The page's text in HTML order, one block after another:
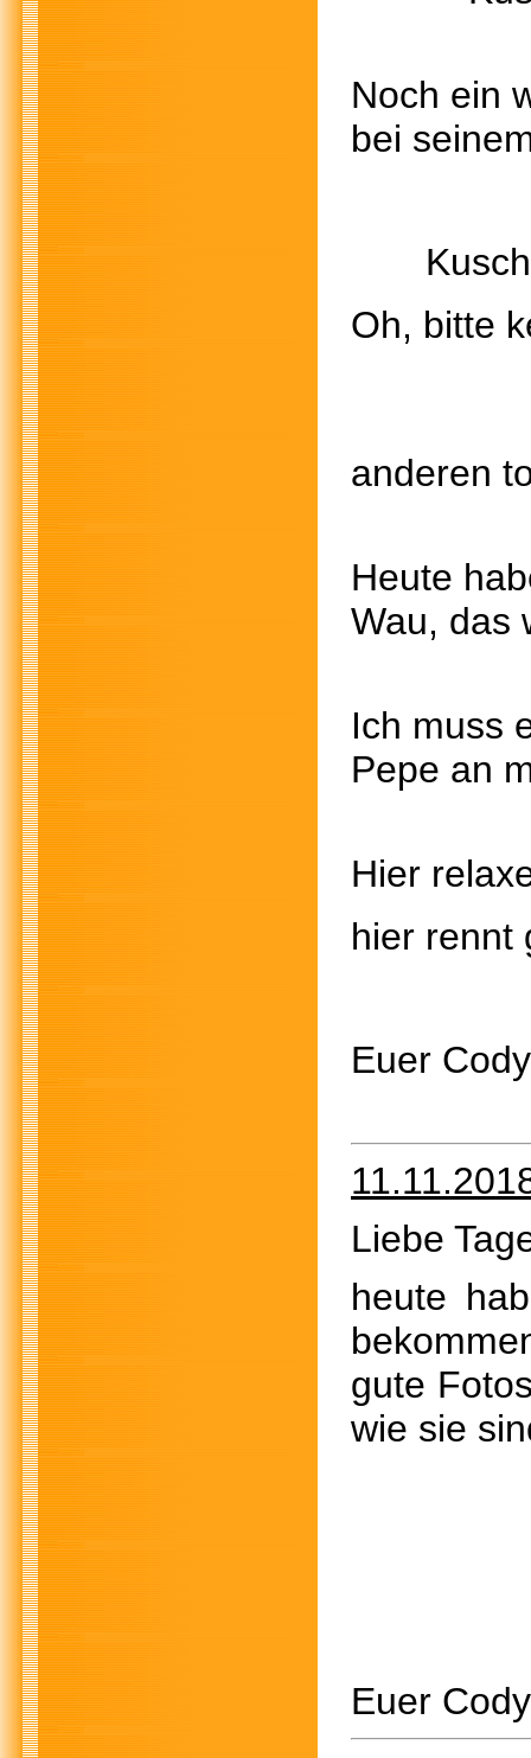
Noch
bei
Oh, bitte
anderen
Heute
Wau, das
Ich
Pepe an
Hier
hier rennt
Euer Cody
Liebe
heute
gute
wie sie
Euer Cody